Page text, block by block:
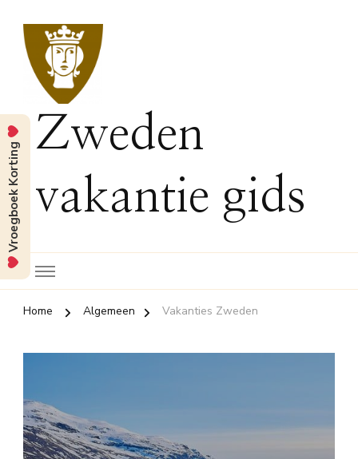
Zweden
vakantie gids
Home Algemeen Vakanties Zweden
Vroegboek Korting